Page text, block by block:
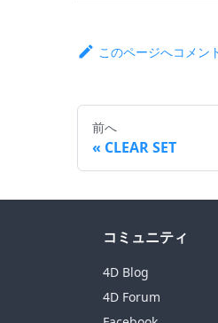
このページへコメン
前へ
CLEAR SET
コミュニティ
4D Blog
4D Forum